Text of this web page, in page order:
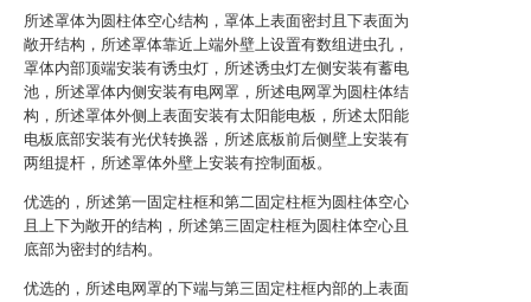
所述罩体为圆柱体空心结构，罩体上表面密封且下表面为
敞开结构，所述罩体靠近上端外壁上设置有数组进虫孔，
罩体内部顶端安装有诱虫灯，所述诱虫灯左侧安装有蓄电
池，所述罩体内侧安装有电网罩，所述电网罩为圆柱体结
构，所述罩体外侧上表面安装有太阳能电板，所述太阳能
电板底部安装有光伏转换器，所述底板前后侧壁上安装有
两组提杆，所述罩体外壁上安装有控制面板。
优选的，所述第一固定柱框和第二固定柱框为圆柱体空心
且上下为敞开的结构，所述第三固定柱框为圆柱体空心且
底部为密封的结构。
优选的，所述电网罩的下端与第三固定柱框内部的上表面